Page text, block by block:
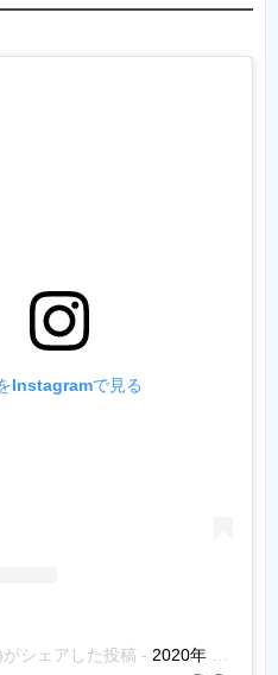
Instagramで見る
シェアした投稿 - 2020年 5月月31日午後10時05分PDT